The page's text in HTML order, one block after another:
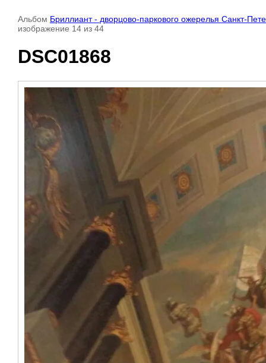
Альбом Бриллиант - дворцово-паркового ожерелья Санкт-
изображение 14 из 44
DSC01868